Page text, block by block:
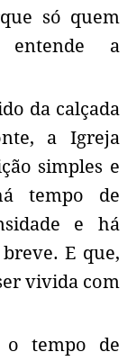
só quem
entende a
da calçada
a Igreja
simples e
tempo de
e há
E que,
vivida com
o tempo de